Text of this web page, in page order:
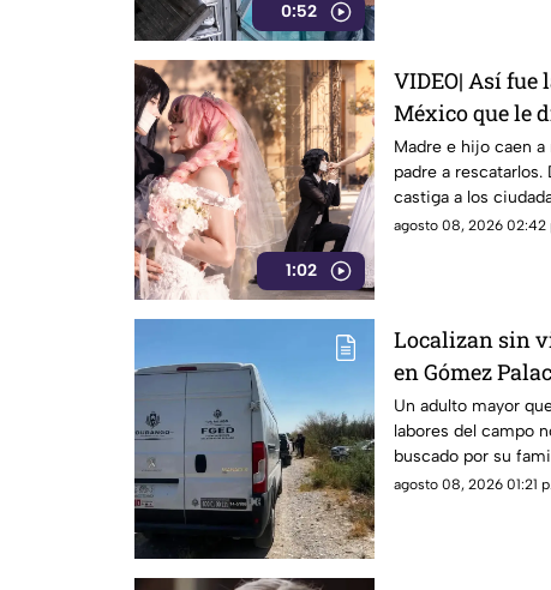
0:52
1:02
VIDEO| Así fue
México que le
Mitsuri y
Madre e hijo caen a
padre a
castiga a los
agosto 08, 2026 02:42
Localizan sin
en Gómez
infarto
Un adulto mayor
labores del campo
buscado por su
agosto 08, 2026 01:21